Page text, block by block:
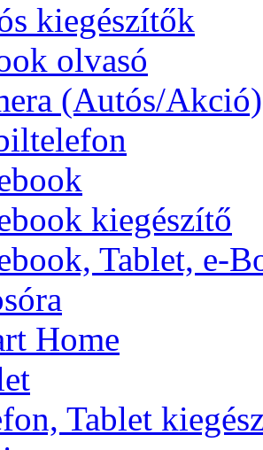
kiegészítők
olvasó
(Autós/Akció)
kiegészítő
Tablet, e-
Home
Tablet